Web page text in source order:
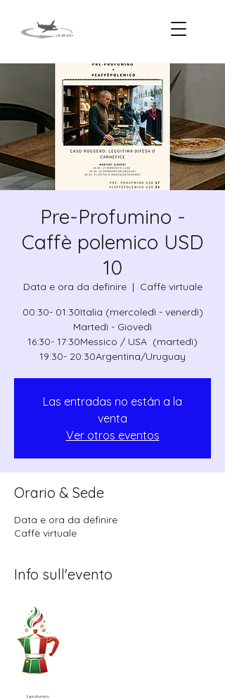
Pre-Profumino -
Caffè polemico USD
10
Data e ora da definire
  |
Caffè virtuale
00:30- 01:30Italia (mercoledì - venerdì)
Martedì - Giovedì
16:30- 17:30Messico / USA (martedì)
19:30- 20:30Argentina/Uruguay
Las entradas no están a la
venta
Ver otros eventos
Orario & Sede
Data e ora da definire
Caffè virtuale
Info sull'evento
Il profumino